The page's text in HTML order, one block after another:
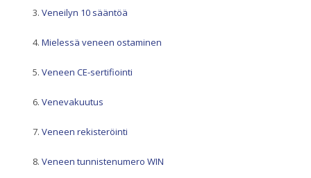
Veneilyn 10 sääntöä
Mielessä veneen ostaminen
Veneen CE-sertifiointi
Venevakuutus
Veneen rekisteröinti
Veneen tunnistenumero WIN